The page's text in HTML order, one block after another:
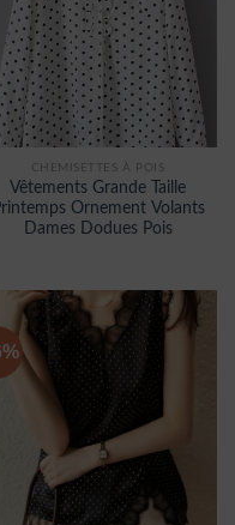
CHEMISETTES À POIS
Vêtements Grande Taille
Ornement Volants
Dames Dodues Pois